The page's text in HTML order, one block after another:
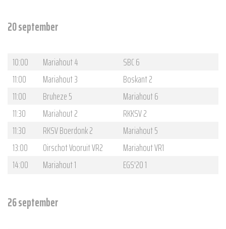
20 september
10:00 Mariahout 4
SBC 6
11:00
Mariahout 3
Boskant 2
11:00
Bruheze 5
Mariahout 6
11:30
Mariahout 2
RKKSV 2
11:30
RKSV Boerdonk 2
Mariahout 5
13:00
Oirschot Vooruit VR2
Mariahout VR1
14:00
Mariahout 1 EGS'20 1
26 september